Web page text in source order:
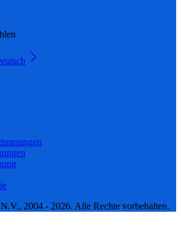
2004 - 2026. Alle Rechte vorbehalten.